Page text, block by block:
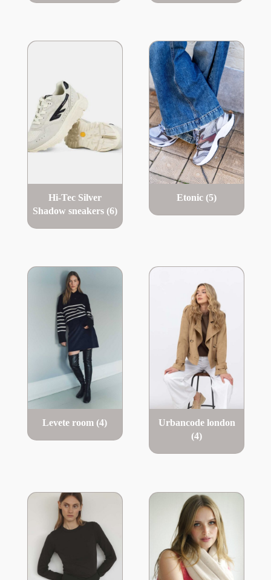
Hi-Tec Silver
Shadow sneakers (6)
Etonic (5)
Levete room (4)
Urbancode london
(4)